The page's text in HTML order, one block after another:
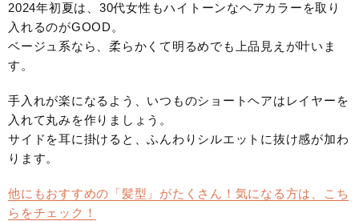
2024年初夏は、30代女性もハイトーンなヘアカラーを取り
入れるのがGOOD。
ベージュ系なら、柔らかくて明るめでも上品見えが叶いま
す。
手入れが楽になるよう、いつものショートヘアはレイヤーを
入れて丸みを作りましょう。
サイドを耳に掛けると、ふんわりシルエットに抜け感が加わ
ります。
他にもおすすめの「髪型」がたくさん！気になる方は、こち
らをチェック！